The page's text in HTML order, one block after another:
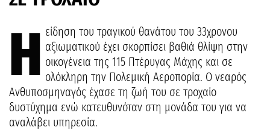
Η είδηση του τραγικού θανάτου του 33χρονου
αξιωματικού έχει σκορπίσει βαθιά θλίψη στην
οικογένεια της 115 Πτέρυγας Μάχης και σε
ολόκληρη την Πολεμική Αεροπορία. Ο νεαρός
Ανθυποσμηναγός έχασε τη ζωή του σε τροχαίο
δυστύχημα ενώ κατευθυνόταν στη μονάδα του για να
αναλάβει υπηρεσία.